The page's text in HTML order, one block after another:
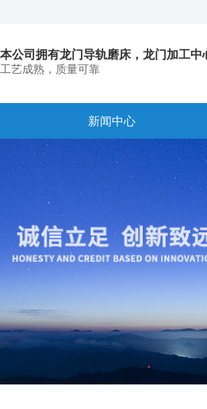
本公司拥有龙门导轨磨床，龙门加工中
工艺成熟，质量可靠
新闻中心